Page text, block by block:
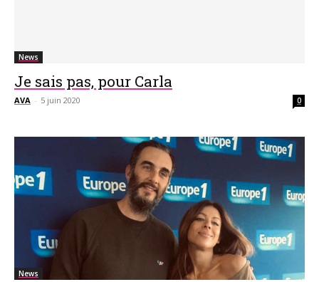
News
Je sais pas, pour Carla
AVA - 5 juin 2020 0
News